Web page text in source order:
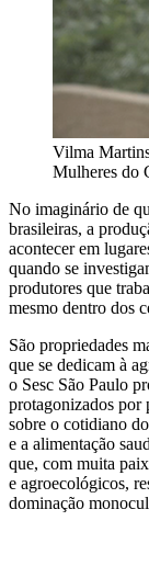
Vilma
Mulheres do
No imaginário de
brasileiras, a
acontecer em
quando se
produtores que
mesmo dentro dos
São propriedades
que se dedicam à
o Sesc São Paulo
protagonizados por
sobre o cotidiano
e a alimentação
que, com muita
e agroecológicos,
dominação